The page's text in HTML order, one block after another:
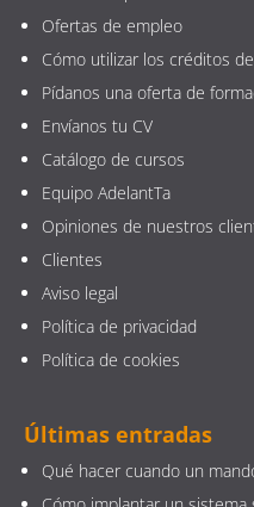
Ofertas de empleo
Cómo utilizar los créditos
Pídanos una oferta de
Envíanos tu CV
Catálogo de cursos
Equipo AdelantTa
Opiniones de nuestros
Clientes
Aviso legal
Política de privacidad
Política de cookies
Últimas entradas
Qué hacer cuando un